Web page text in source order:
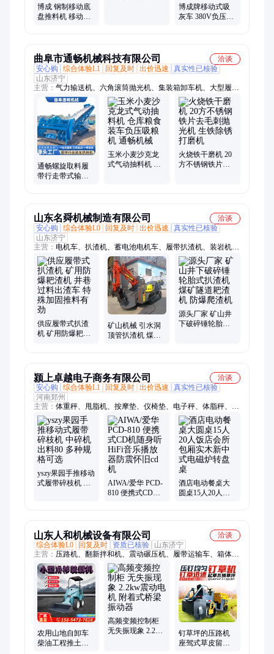
博成 钢制移动底
盘推料机 移动履
博成牌移动式吸
灰车 380V负压输
曲阜市通畅机械科技有限公司
洽谈
安心购
综合体验L1 回复及时 出价迅速
真实性已核验
山东济宁
主营： 气力输送机、六角滚筒抛光机、集装箱卸车机、大型履带
行走扒料机、皮带扒料机、方箱吸灰车、皮带输送机、螺旋自卸
机、大型吸粮机、地瓜切片机
通畅螺旋取料履
带行走带式输送
玉米小麦沙克龙
式气动抽料机 仓
火烧铁干磨机 20
方不锈钢铁片去
山东名舜机械制造有限公司
洽谈
安心购
综合体验L0 回复及时 出价迅速
真实性已核验
山东济宁
主营： 电机车、扒渣机、蓄电池电机车、履带扒渣机、装岩机、
矿车、铣挖机、矿用扒渣机、轮胎扒渣机、矿用电机车、斜井矿
用扒渣机、扒渣装卸设备、柴油驱动扒渣机、工程矿用三轮车、
挖掘装载机、柴油三轮车、耙矿绞车、耙斗装岩机、运输车、电
动装岩机、架线电机车、牵引车、煤矿防爆、柴油机车、隧道清
渣钢刷
供应履带式扒渣
机 矿用防爆耙渣
矿山机械 引水洞
顶管扒渣机 煤矿
源头厂家 矿山井
下破碎锤轮胎式
颍上卓越电子商务有限公司
洽谈
安心购
综合体验L1 回复及时 出价迅速
真实性已核验
河南郑州
主营： 体重秤、甩脂机、按摩垫、仪椅垫、电子秤、体脂秤、人
体秤、暖宫腰带、肩颈按摩仪、迷你按摩器、放松按摩器、腰部
按摩仪、体重测量仪、腰带按摩器、健身按摩器、腰部按摩器、
腰带瘦身器、腰椎按摩器、子秤体脂称、颈肩按摩器、肌肉按摩
器、颈椎按摩器、多功能按摩器、放松按摩肌膜、肩颈按摩器仪
yszy果园手推移动
式履带碎枝机 中
AIWA/爱华 PCD-
810 便携式CD机
酒店电动餐桌大
圆桌15人20人饭
山东人和机械设备有限公司
洽谈
综合体验L0
回复及时 资质已核验
山东济宁
主营： 压路机、翻新拌和机、震动碾压机、履带运输车、箱体拌
和机、震动压实机、地面收光机、修整拌和机、汽油收光机、汽
油压实机、草坪压实机、回填土压实机、果树木粉碎机、拌合站
搅拌机、双圆盘抹光机、果树枝打碎机、移动秸秆粉碎机、水泥
地面抹平机、修剪枝条粉碎机、汽油收光抹平机
农用山地自卸车
柴油工程推土装
高频变频控制柜
无失振现象 2.2kw
钉草坪的压路机
座驾式草皮留根